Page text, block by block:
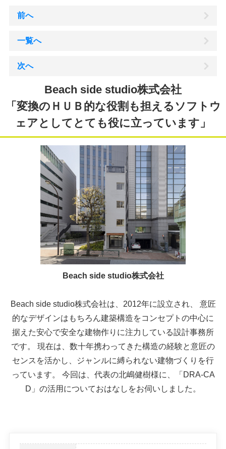
前へ
一覧へ
次へ
Beach side studio株式会社
「変換のＨＵＢ的な役割も担えるソフトウ
ェアとしてとても役に立っています」
Beach side studio株式会社
Beach side studio株式会社は、2012年に設立され、 意匠
的なデザインはもちろん建築構造をコンセプトの中心に
据えた安心で安全な建物作りに注力している設計事務所
です。 現在は、数十年携わってきた構造の経験と意匠の
センスを活かし、ジャンルに縛られない建物づくりを行
っています。 今回は、代表の北嶋健樹様に、「DRA-CA
D」の活用についておはなしをお伺いしました。